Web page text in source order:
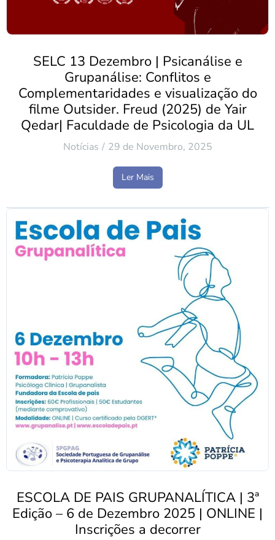
SELC 13 Dezembro | Psicanálise e
Grupanálise: Conflitos e
Complementaridades e visualização do
filme Outsider. Freud (2025) de Yair
Qedar| Faculdade de Psicologia da UL
Notícias 29 de Novembro, 2025
Ler Mais
ESCOLA DE PAIS GRUPANALÍTICA | 3ª
Edição – 6 de Dezembro 2025 | ONLINE |
Inscrições a decorrer